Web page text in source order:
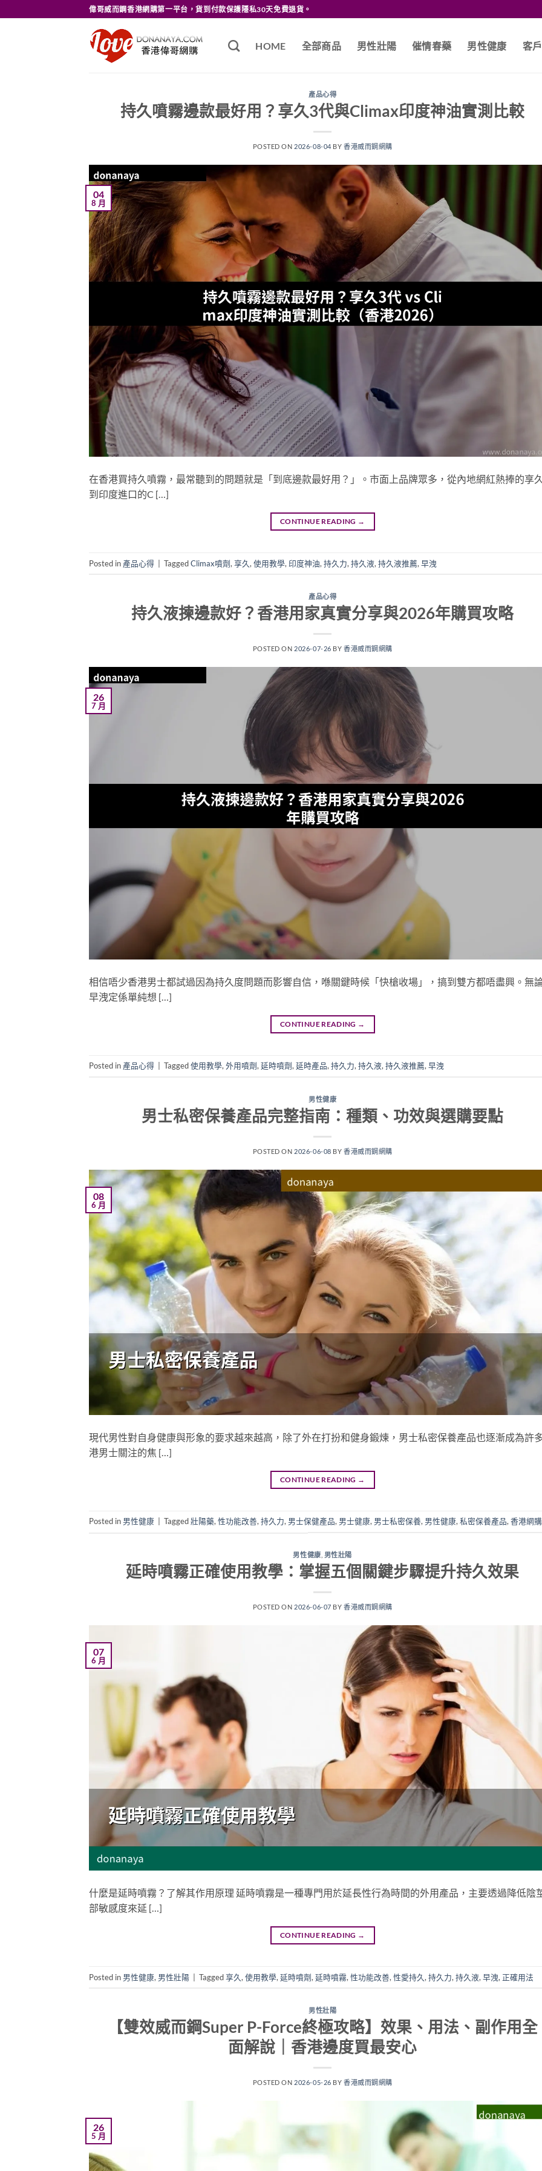
to
偉哥威而鋼香港網購第一平台，貨到付款保護隱私30天免費退貨。
HOME 全部商品 男性壯陽 催情春藥 男性健康 客
產品心得
持久噴霧邊款最好用？享久3代與Climax印度神油實測比較
POSTED ON 2026-08-04 BY香港威而鋼網購
04
8 月
在香港買持久噴霧，最常聽到的問題就是「到底邊款最好用？」。市面上品牌眾多，從內地網紅熱捧的享
到印度進口的C […]
CONTINUE READING →
Posted in 產品心得 TaggedClimax噴劑, 享久, 使用教學, 印度神油, 持久力, 持久液, 持久液推薦, 早洩
產品心得
持久液揀邊款好？香港用家真實分享與2026年購買攻略
POSTED ON 2026-07-26 BY香港威而鋼網購
26
7 月
相信唔少香港男士都試過因為持久度問題而影響自信，喺關鍵時候「快槍收場」，搞到雙方都唔盡興。無
早洩定係單純想 […]
CONTINUE READING →
Posted in 產品心得 Tagged使用教學,外用噴劑,延時噴劑,延時產品,持久力,持久液,持久液推薦,早洩
男性健康
男士私密保養產品完整指南：種類、功效與選購要點
POSTED ON 2026-06-08 BY香港威而鋼網購
08
6 月
現代男性對自身健康與形象的要求越來越高，除了外在打扮和健身鍛煉，男士私密保養產品也逐漸成為許
港男士關注的焦 […]
CONTINUE READING →
Posted in 男性健康 Tagged壯陽藥,性功能改善,持久力, 男士保健產品, 男士健康, 男士私密保養, 男性健康,私密保養產品,香港網購
男性健康, 男性壯陽
延時噴霧正確使用教學：掌握五個關鍵步驟提升持久效果
POSTED ON 2026-06-07 BY香港威而鋼網購
07
6 月
什麼是延時噴霧？了解其作用原理 延時噴霧是一種專門用於延長性行為時間的外用產品，主要透過降低陰
部敏感度來延 […]
CONTINUE READING →
Posted in 男性健康, 男性壯陽 Tagged享久, 使用教學, 延時噴劑, 延時噴霧, 性功能改善, 性愛持久, 持久力, 持久液, 早洩, 正確用法
男性壯陽
【雙效威而鋼Super P-Force終極攻略】效果、用法、副作用全
面解說｜香港邊度買最安心
POSTED ON 2026-05-26 BY香港威而鋼網購
26
5 月